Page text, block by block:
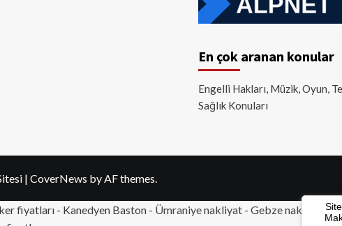
En çok aranan konular
Engelli Hakları, Müzik, Oyun,
Sağlık Konuları
| CoverNews by AF themes.
fiyatları - Kanedyen Baston - Ümraniye nakliyat - Gebze nakliyat -